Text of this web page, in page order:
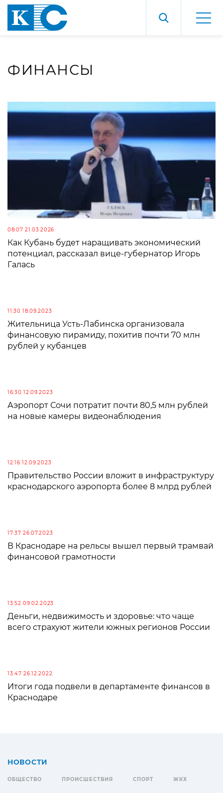
ФИНАНСЫ
08:07 21.03.2026
Как Кубань будет наращивать экономический
потенциал, рассказал вице-губернатор Игорь
Галась
11:30 18.09.2023
Жительница Усть-Лабинска организовала
финансовую пирамиду, похитив почти 70 млн
рублей у кубанцев
16:30 12.09.2023
Аэропорт Сочи потратит почти 80,5 млн рублей
на новые камеры видеонаблюдения
12:16 12.09.2023
Правительство России вложит в инфраструктуру
краснодарского аэропорта более 8 млрд рублей
17:37 26.07.2023
В Краснодаре на рельсы вышел первый трамвай
финансовой грамотности
13:52 09.02.2023
Деньги, недвижимость и здоровье: что чаще
всего страхуют жители южных регионов России
13:47 26.12.2022
Итоги года подвели в департаменте финансов в
Краснодаре
НОВОСТИ
ОБЩЕСТВО ПРОИСШЕСТВИЯ СПОРТ ЖКХ